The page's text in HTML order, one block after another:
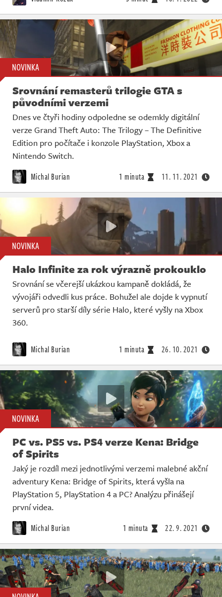
NOVINKA
Srovnání remasterů trilogie GTA s
původními verzemi
Dnes ve čtyři hodiny odpoledne se odemkly digitální
verze Grand Theft Auto: The Trilogy – The Definitive
Edition pro počítače i konzole PlayStation, Xbox a
Nintendo Switch.
Michal Burian 1 minuta 11. 11. 2021
NOVINKA
Halo Infinite za rok výrazně prokouklo
Srovnání se včerejší ukázkou kampaně dokládá, že
vývojáři odvedli kus práce. Bohužel ale dojde k vypnutí
serverů pro starší díly série Halo, které vyšly na Xbox
360.
Michal Burian 1 minuta 26. 10. 2021
NOVINKA
PC vs. PS5 vs. PS4 verze Kena: Bridge
of Spirits
Jaký je rozdíl mezi jednotlivými verzemi malebné akční
adventury Kena: Bridge of Spirits, která vyšla na
PlayStation 5, PlayStation 4 a PC? Analýzu přinášejí
první videa.
Michal Burian 1 minuta 22. 9. 2021